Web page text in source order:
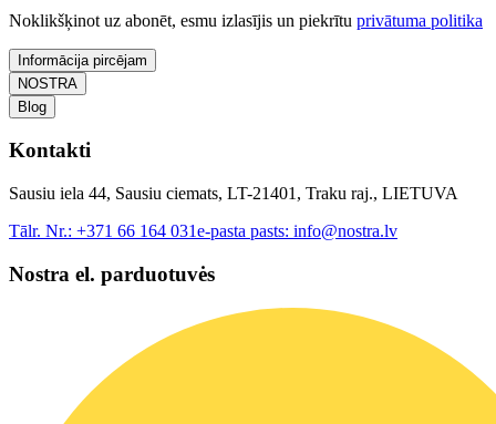
Noklikšķinot uz abonēt, esmu izlasījis un piekrītu privātuma politika
Informācija pircējam
NOSTRA
Blog
Kontakti
Sausiu iela 44, Sausiu ciemats, LT-21401, Traku raj., LIETUVA
Tālr. Nr.: +371 66 164 031e-pasta pasts: info@nostra.lv
Nostra el. parduotuvės